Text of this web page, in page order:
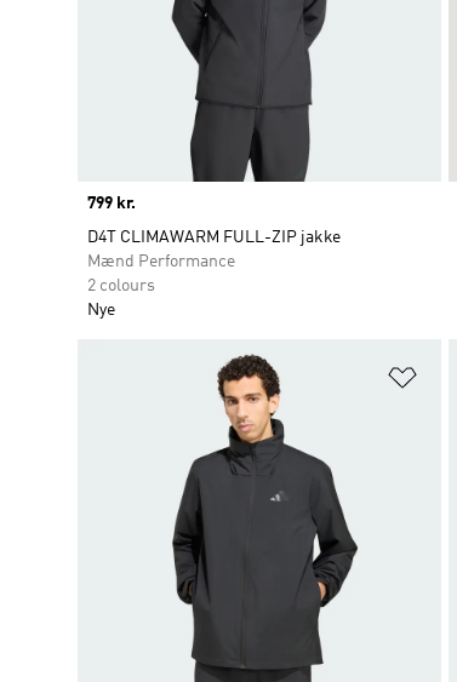
Price
799 kr.
D4T CLIMAWARM FULL-ZIP jakke
Mænd Performance
2 colours
Nye